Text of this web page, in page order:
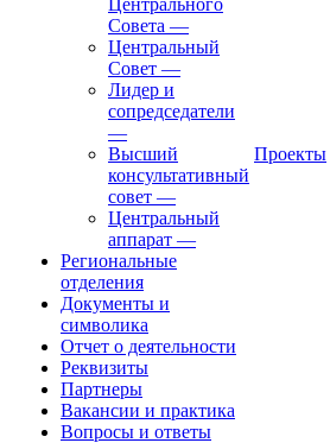
Центрального
Совета —
Центральный
Совет —
Лидер и
сопредседатели
—
Высший
консультативный
совет —
Центральный
аппарат —
Региональные
отделения
Документы и
символика
Отчет о деятельности
Реквизиты
Партнеры
Вакансии и практика
Вопросы и ответы
Проекты